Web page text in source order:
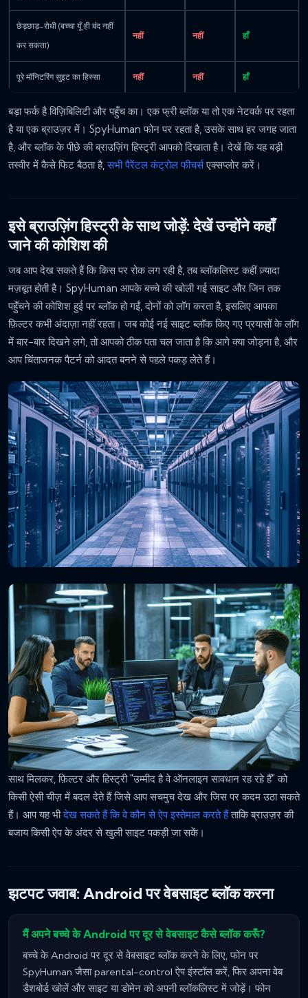
छेड़छाड़-रोधी (बच्चा यूँ ही बंद नहीं
कर सकता)
नहीं नहीं हाँ
पूरे मॉनिटरिंग सुइट का हिस्सा नहीं नहीं हाँ
बड़ा फर्क है विज़िबिलिटी और पहुँच का। एक फ्री ब्लॉक या तो एक नेटवर्क पर रहता
है या एक ब्राउज़र में। SpyHuman फोन पर रहता है, उसके साथ हर जगह जाता
है, और ब्लॉक के पीछे की ब्राउज़िंग हिस्ट्री आपको दिखाता है। देखें कि यह बड़ी
तस्वीर में कैसे फिट बैठता है,सभी पैरेंटल कंट्रोल फीचर्सएक्सप्लोर करें।
इसे ब्राउज़िंग हिस्ट्री के साथ जोड़ें: देखें उन्होंने कहाँ
जाने की कोशिश की
जब आप देख सकते हैं कि किस पर रोक लग रही है, तब ब्लॉकलिस्ट कहीं ज़्यादा
मज़बूत होती है। SpyHuman आपके बच्चे की खोली गई साइट और जिन तक
पहुँचने की कोशिश हुई पर ब्लॉक हो गईं, दोनों को लॉग करता है, इसलिए आपका
फ़िल्टर कभी अंदाज़ा नहीं रहता। जब कोई नई साइट ब्लॉक किए गए प्रयासों के लॉग
में बार-बार दिखने लगे, तो आपको ठीक पता चल जाता है कि आगे क्या जोड़ना है, और
आप चिंताजनक पैटर्न को आदत बनने से पहले पकड़ लेते हैं।
साथ मिलकर, फ़िल्टर और हिस्ट्री "उम्मीद है वे ऑनलाइन सावधान रह रहे हैं" को
किसी ऐसी चीज़ में बदल देते हैं जिसे आप सचमुच देख और जिस पर कदम उठा सकते
हैं। आप यह भीदेख सकते हैं कि वे कौन से ऐप इस्तेमाल करते हैंताकि ब्राउज़र की
बजाय किसी ऐप के अंदर से खुली साइट पकड़ी जा सकें।
झटपट जवाब: Android पर वेबसाइट ब्लॉक करना
मैं अपने बच्चे के Android पर दूर से वेबसाइट कैसे ब्लॉक करूँ?
बच्चे के Android पर दूर से वेबसाइट ब्लॉक करने के लिए, फोन पर
SpyHuman जैसा parental-control ऐप इंस्टॉल करें, फिर अपना वेब
डैशबोर्ड खोलें और साइट या डोमेन को अपनी ब्लॉकलिस्ट में जोड़ें। फोन